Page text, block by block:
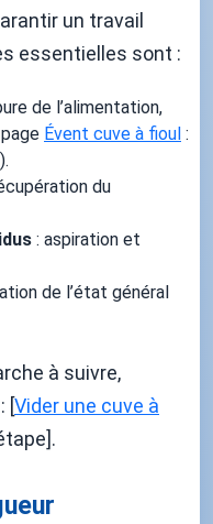
un travail
essentielles sont :
de l’alimentation,
Évent cuve à fioul :
du
: aspiration et
de l’état général
à suivre,
[Vider une cuve à